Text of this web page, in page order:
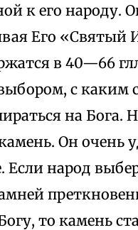
к его народу.
Его «Святый
в 40—66
с каким
на Бога.
Он очень
народ
то камень